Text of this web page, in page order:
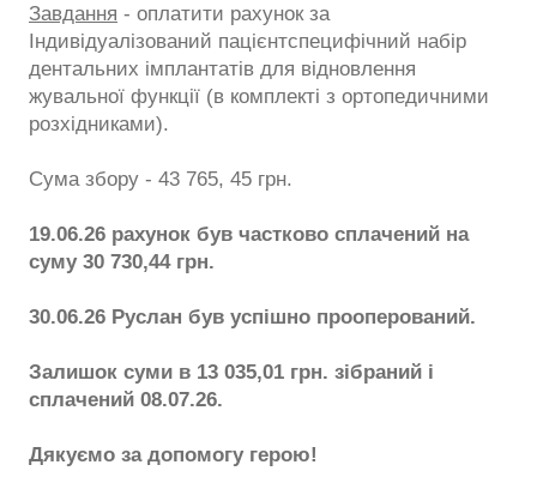
Завдання - оплатити рахунок за
Індивідуалізований пацієнтспецифічний набір
дентальних імплантатів для відновлення
жувальної функції (в комплекті з ортопедичними
розхідниками).
Сума збору - 43 765, 45 грн.
19.06.26 рахунок був частково сплачений на
суму 30 730,44 грн.
30.06.26 Руслан був успішно прооперований.
Залишок суми в 13 035,01 грн. зібраний і
сплачений 08.07.26.
Дякуємо за допомогу герою!